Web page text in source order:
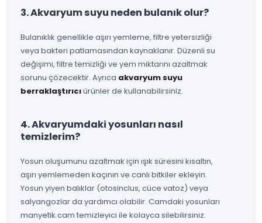
3. Akvaryum suyu neden bulanık olur?
Bulanıklık genellikle aşırı yemleme, filtre yetersizliği
veya bakteri patlamasından kaynaklanır. Düzenli su
değişimi, filtre temizliği ve yem miktarını azaltmak
sorunu çözecektir. Ayrıca akvaryum suyu
berraklaştırıcıürünler de kullanabilirsiniz.
4. Akvaryumdaki yosunları nasıl
temizlerim?
Yosun oluşumunu azaltmak için ışık süresini kısaltın,
aşırı yemlemeden kaçının ve canlı bitkiler ekleyin.
Yosun yiyen balıklar (otosinclus, cüce vatoz) veya
salyangozlar da yardımcı olabilir. Camdaki yosunları
manyetik cam temizleyici ile kolayca silebilirsiniz.